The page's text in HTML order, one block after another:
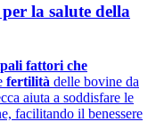
la salute della
fattori che
fertilità delle bovine da
aiuta a soddisfare le
facilitando il benessere